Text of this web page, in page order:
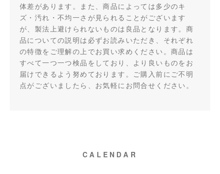
体差があります。また、商品によっては多少のキ
ズ・汚れ・不均一さが見られることがございます
が、製法上避けられないものは良品となります。商
品についての説明は必ずお読みいただき、それぞれ
の特徴をご理解の上でお買い求めください。商品は
すべて一つ一つ検品をしており、より良いものをお
届けできるよう努めております。ご購入前にご不明
点がございましたら、お気軽にお問合せください。
CALENDAR